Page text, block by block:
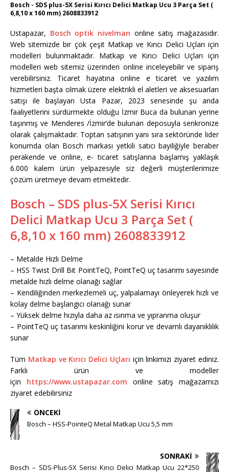
Bosch - SDS plus-5X Serisi Kırıcı Delici Matkap Ucu 3 Parça Set (
6,8,10 x 160 mm) 2608833912
Ustapazar, Bosch optik nivelman online satış mağazasıdır.
Web sitemizde bir çok çeşit Matkap ve Kırıcı Delici Uçları için
modelleri bulunmaktadır. Matkap ve Kırıcı Delici Uçları için
modelleri web sitemiz üzerinden online inceleyebilir ve sipariş
verebilirsiniz. Ticaret hayatına online e ticaret ve yazılım
hizmetleri başta olmak üzere elektrikli el aletleri ve aksesuarları
satışı ile başlayan Usta Pazar, 2023 senesinde şu anda
faaliyetlerini sürdürmekte olduğu İzmir Buca da bulunan yerine
taşınmış ve Menderes /İzmir’de bulunan deposuyla senkronize
olarak çalışmaktadır. Toptan satışının yanı sıra sektöründe lider
konumda olan Bosch markası yetkili satıcı bayiliğiyle beraber
perakende ve online, e- ticaret satışlarına başlamış yaklaşık
6.000 kalem ürün yelpazesiyle siz değerli müşterilerimize
çözüm üretmeye devam etmektedir.
Bosch – SDS plus-5X Serisi Kırıcı
Delici Matkap Ucu 3 Parça Set (
6,8,10 x 160 mm) 2608833912
– Metalde Hızlı Delme
– HSS Twist Drill Bit PointTeQ, PointTeQ uç tasarımı sayesinde
metalde hızlı delme olanağı sağlar
– Kendiliğinden merkezlemeli uç, yalpalamayı önleyerek hızlı ve
kolay delme başlangıcı olanağı sunar
– Yüksek delme hızıyla daha az ısınma ve yıpranma oluşur
– PointTeQ uç tasarımı keskinliğini korur ve devamlı dayanıklılık
sunar
Tüm Matkap ve Kırıcı Delici Uçları için linkimizi ziyaret ediniz.
Farklı ürün ve modeller
için https://www.ustapazar.com online satış mağazamızı
ziyaret edebilirsiniz
ÖNCEKI
Bosch – HSS-PointeQ Metal Matkap Ucu 5,5 mm
SONRAKI
Bosch – SDS-Plus-5X Serisi Kırıcı Delici Matkap Ucu 22*250